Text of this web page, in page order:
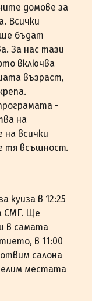
домове за
Всички
бъдат
За нас тази
включва
възраст,
-
на
всички
тя всъщност.
куиза в 12:25
СМГ. Ще
в самата
в 11:00
салона
местата